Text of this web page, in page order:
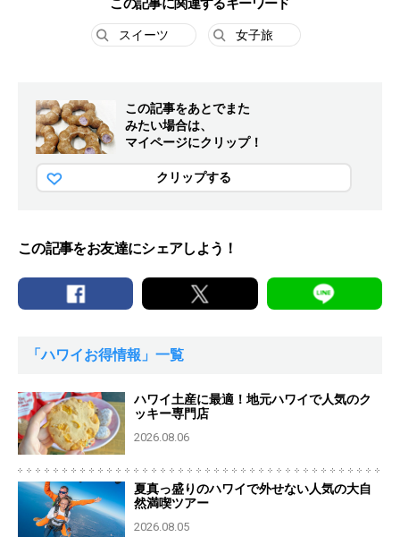
この記事に関連するキーワード
スイーツ 女子旅
この記事をあとでまた
みたい場合は、
マイページにクリップ！
クリップする
この記事をお友達にシェアしよう！
「ハワイお得情報」一覧
ハワイ土産に最適！地元ハワイで人気のク
ッキー専門店
2026.08.06
夏真っ盛りのハワイで外せない人気の大自
然満喫ツアー
2026.08.05